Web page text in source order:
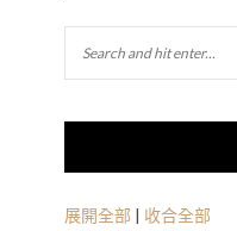
展開全部 | 收合全部